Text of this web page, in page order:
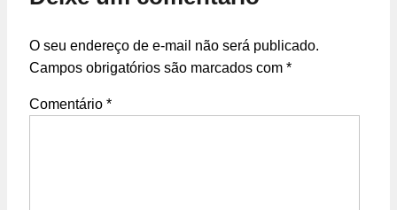
O seu endereço de e-mail não será publicado.
Campos obrigatórios são marcados com *
Comentário *